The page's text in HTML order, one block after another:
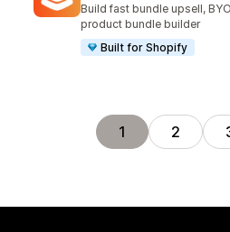
Build fast bundle upsell,
product bundle builder
Built for Shopify
1 2